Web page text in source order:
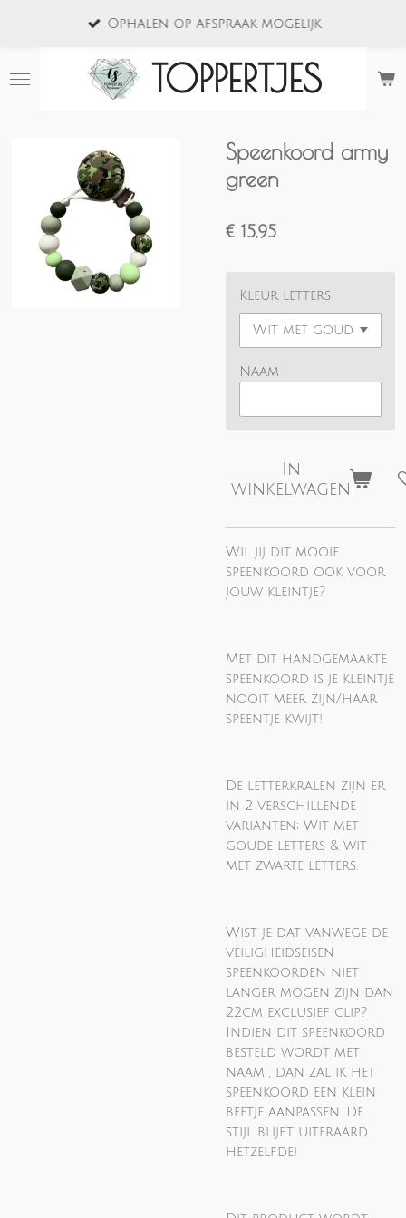
de
TOPPERTJES
Ophalen op afspraak mogelijk
Speenkoord army
green
€ 15,95
Kleur letters
Naam
In
winkelwagen
Wil jij dit mooie
speenkoord ook voor
jouw kleintje?
Met dit handgemaakte
speenkoord is je kleintje
nooit meer zijn/haar
speentje kwijt!
De letterkralen zijn er
in 2 verschillende
varianten; Wit met
goude letters & wit
met zwarte letters.
Wist je dat vanwege de
veiligheidseisen
speenkoorden niet
langer mogen zijn dan
22cm exclusief clip?
Indien dit speenkoord
besteld wordt met
naam , dan zal ik het
speenkoord een klein
beetje aanpassen. De
stijl blijft uiteraard
hetzelfde!